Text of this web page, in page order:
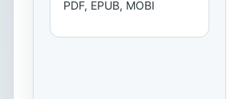
PDF, EPUB, MOBI